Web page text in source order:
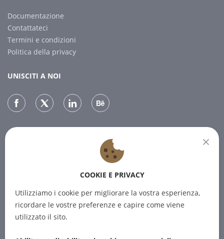
Documentazione
Contattateci
Termini e condizioni
Politica della privacy
UNISCITI A NOI
Iscrivetevi alla nostra newsletter per ricevere le ultime notizie.
ABBONARSI
COOKIE E PRIVACY
Utilizziamo i cookie per migliorare la vostra esperienza,
ricordare le vostre preferenze e capire come viene
utilizzato il sito.